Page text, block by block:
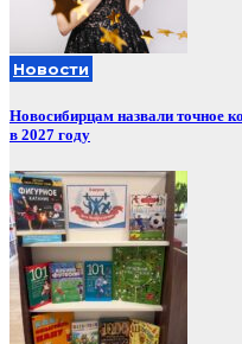
Новости
Новосибирцам назвали точное
в 2027 году